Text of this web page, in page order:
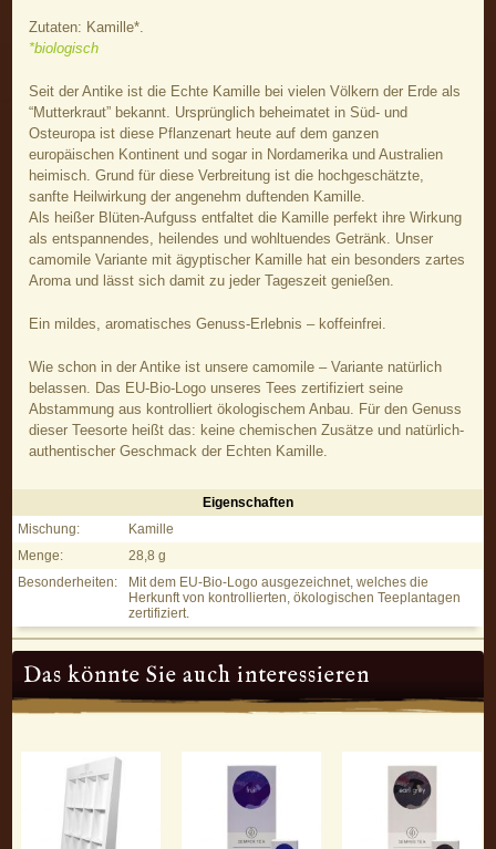
Zutaten: Kamille*.
*biologisch
Seit der Antike ist die Echte Kamille bei vielen Völkern der Erde als
“Mutterkraut” bekannt. Ursprünglich beheimatet in Süd- und
Osteuropa ist diese Pflanzenart heute auf dem ganzen
europäischen Kontinent und sogar in Nordamerika und Australien
heimisch. Grund für diese Verbreitung ist die hochgeschätzte,
sanfte Heilwirkung der angenehm duftenden Kamille.
Als heißer Blüten-Aufguss entfaltet die Kamille perfekt ihre Wirkung
als entspannendes, heilendes und wohltuendes Getränk. Unser
camomile Variante mit ägyptischer Kamille hat ein besonders zartes
Aroma und lässt sich damit zu jeder Tageszeit genießen.
Ein mildes, aromatisches Genuss-Erlebnis – koffeinfrei.
Wie schon in der Antike ist unsere camomile – Variante natürlich
belassen. Das EU-Bio-Logo unseres Tees zertifiziert seine
Abstammung aus kontrolliert ökologischem Anbau. Für den Genuss
dieser Teesorte heißt das: keine chemischen Zusätze und natürlich-
authentischer Geschmack der Echten Kamille.
Camomile – Kamillentee - Eigenschaften
Eigenschaften
Mischung:
Kamille
Menge:
28,8 g
Besonderheiten:
Mit dem EU-Bio-Logo ausgezeichnet, welches die
Herkunft von kontrollierten, ökologischen Teeplantagen
zertifiziert.
Das könnte Sie auch interessieren